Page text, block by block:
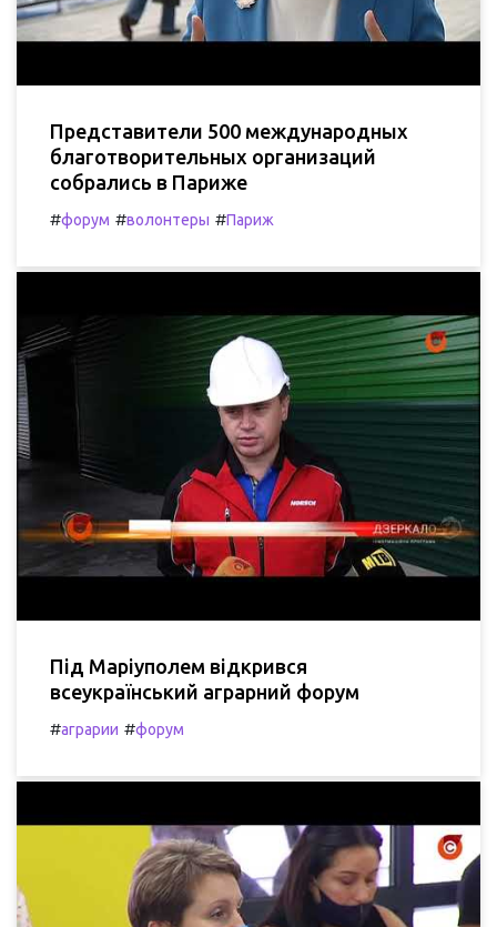
Представители 500 международных
благотворительных организаций
собрались в Париже
#форум #волонтеры #Париж
Під Маріуполем відкрився
всеукраїнський аграрний форум
#аграрии #форум